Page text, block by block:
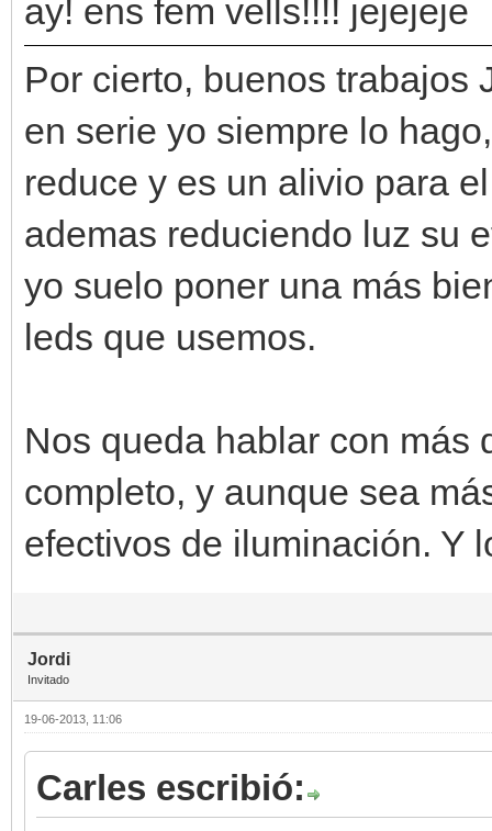
ay! ens fem vells!!!! jejejeje
Por cierto, buenos trabajos
en serie yo siempre lo
reduce y es un alivio para
ademas reduciendo luz su
yo suelo poner una más
leds que usemos.
Nos queda hablar con más
completo, y aunque sea
efectivos de iluminación. Y
Jordi
Invitado
19-06-2013, 11:06
Carles escribió: